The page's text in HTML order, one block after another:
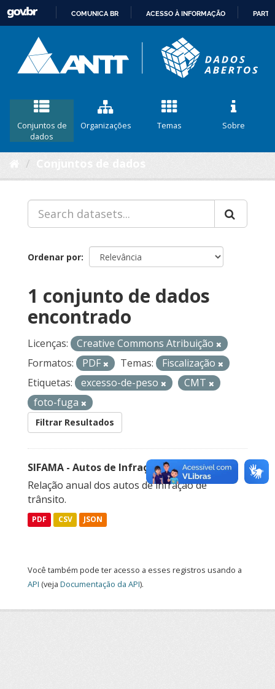
CONTEÚDO
COMUNICA BR ACESSO À INFORMAÇÃO
Conjuntos de
dados
Organizações Temas Sobre
Ordenar por
1 conjunto de dados
encontrado
Licenças:
Creative Commons Atribuição
Formatos:
PDF Temas:
Fiscalização
Etiquetas:
excesso-de-peso
CMT
foto-fuga
Filtrar Resultados
SIFAMA - Autos de Infração de Trânsito
Relação anual dos autos de infração de
trânsito.
PDF CSV JSON
Você também pode ter acesso a esses registros usando a
API (veja Documentação da API).